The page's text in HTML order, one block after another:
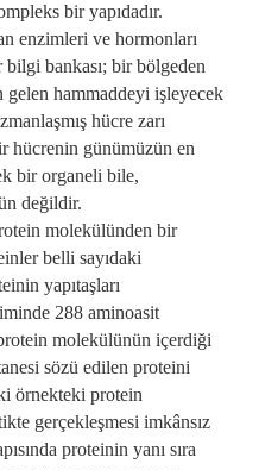
bir yapıdadır.
enzimleri ve hormonları
bankası; bir bölgeden
gelen hammaddeyi işleyecek
hücre zarı
hücrenin günümüzün en
bir organeli bile,
değildir.
molekülünden bir
belli sayıdaki
yapıtaşları
288 aminoasit
molekülünün içerdiği
sözü edilen proteini
örnekteki protein
gerçekleşmesi imkânsız
proteinin yanı sıra